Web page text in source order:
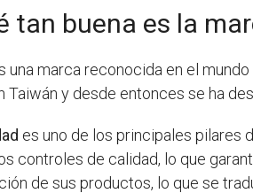
tan buena es la
una marca reconocida en el
Taiwán y desde entonces se ha
es uno de los principales pilares
controles de calidad, lo que
de sus productos, lo que se